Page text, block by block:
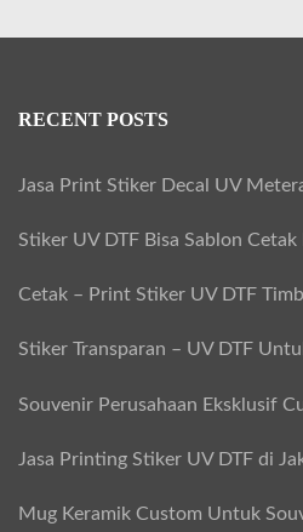
RECENT POSTS
Jasa Print Stiker Decal UV
Stiker UV DTF Bisa Sablon
Cetak – Print Stiker UV DTF
Stiker Transparan – UV DTF
Souvenir Perusahaan Eksklusif
Jasa Printing Stiker UV DTF di
Mug Keramik Custom Untuk